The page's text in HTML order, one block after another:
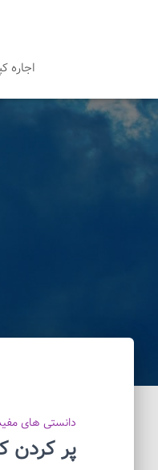
اجاره
دانستی های
پر کردن